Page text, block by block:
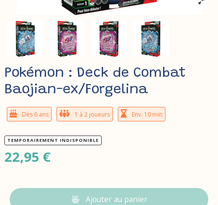
Pokémon : Deck de Combat
Baojian-ex/Forgelina
Dès 6 ans 1 à 2 joueurs Env. 10 min
TEMPORAIREMENT INDISPONIBLE
22,95 €
Ajouter au panier